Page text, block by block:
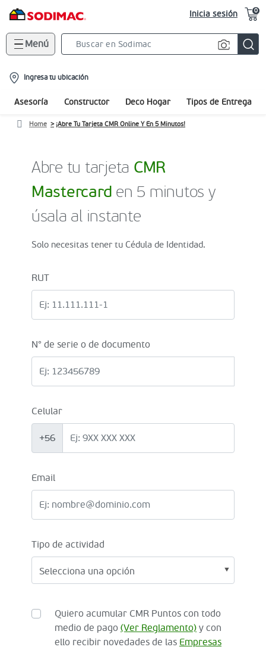
Inicia sesión 0
Menú
location-
icon
Ingresa tu ubicación
Asesoría Constructor Deco Hogar Tipos de Entrega
Home ¡Abre Tu Tarjeta CMR Online Y En 5 Minutos!
Abre tu tarjeta CMR
Mastercard en 5 minutos y
úsala al instante
Solo necesitas tener tu Cédula de Identidad.
RUT
N° de serie o de documento
Celular
+56
Email
Tipo de actividad
Quiero acumular CMR Puntos con todo
medio de pago (Ver Reglamento) y con
ello recibir novedades de las Empresas